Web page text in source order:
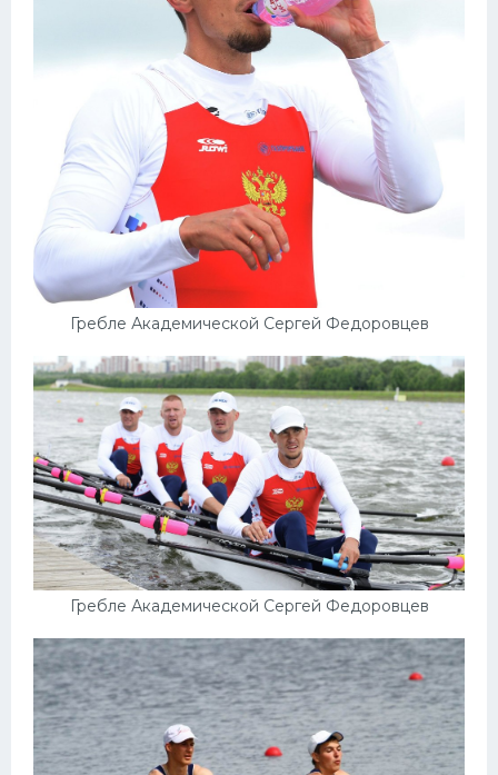
Гребле Академической Сергей Федоровцев
Гребле Академической Сергей Федоровцев